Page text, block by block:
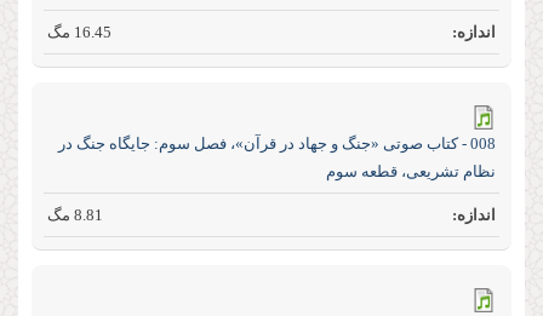
16.45 مگ
008 - کتاب صوتی «جنگ و جهاد در قرآن»، فصل سوم: جایگاه جنگ در
نظام تشریعی، قطعه سوم
8.81 مگ